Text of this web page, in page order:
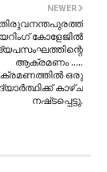
NEWER
തിരുവനന്തപുരത്ത്
കോളേജിൽ
ആക്രമണം .....
ഒരു
കാഴ്‌ച
നഷ്‌ടപ്പെട്ടു.